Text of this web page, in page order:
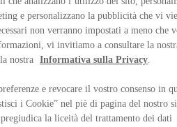
e personalizzano la pubblicità che vi
non verranno impostati a meno che
vi invitiamo a consultare la
nostra Informativa sulla Privacy.
e revocare il vostro consenso in
i Cookie” nel piè di pagina del nostro
la liceità del trattamento dei dati